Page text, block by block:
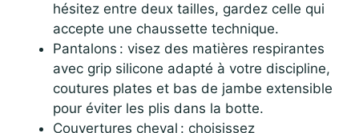
hésitez entre deux tailles, gardez celle qui
accepte une chaussette technique.
Pantalons : visez des matières respirantes
avec grip silicone adapté à votre discipline,
coutures plates et bas de jambe extensible
pour éviter les plis dans la botte.
Couvertures cheval : choisissez